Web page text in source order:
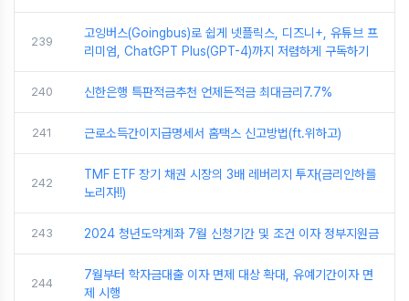
239
고잉버스(Goingbus)로 쉽게 넷플릭스, 디즈니+, 유튜브 프
리미엄, ChatGPT Plus(GPT-4)까지 저렴하게 구독하기
240 신한은행 특판적금추천 언제든적금 최대금리7.7%
241 근로소득간이지급명세서 홈택스 신고방법(ft.위하고)
242
TMF ETF 장기 채권 시장의 3배 레버리지 투자(금리인하를
노리자!!)
243 2024 청년도약계좌 7월 신청기간 및 조건 이자 정부지원금
244
7월부터 학자금대출 이자 면제 대상 확대, 유예기간이자 면
제 시행